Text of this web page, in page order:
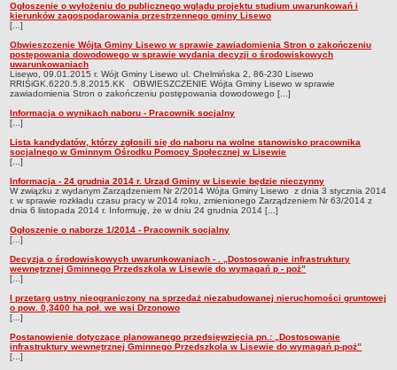
Ogłoszenie o wyłożeniu do publicznego wglądu projektu studium uwarunkowań i
kierunków zagospodarowania przestrzennego gminy Lisewo
[...]
Obwieszczenie Wójta Gminy Lisewo w sprawie zawiadomienia Stron o zakończeniu
postępowania dowodowego w sprawie wydania decyzji o środowiskowych
uwarunkowaniach
Lisewo, 09.01.2015 r. Wójt Gminy Lisewo ul. Chelmińska 2, 86-230 Lisewo
RRIŚiGK.6220.5.8.2015.KK OBWIESZCZENIE Wójta Gminy Lisewo w sprawie
zawiadomienia Stron o zakończeniu postępowania dowodowego [...]
Informacja o wynikach naboru - Pracownik socjalny
[...]
Lista kandydatów, którzy zgłosili się do naboru na wolne stanowisko pracownika
socjalnego w Gminnym Ośrodku Pomocy Społecznej w Lisewie
[...]
Informacja - 24 grudnia 2014 r. Urząd Gminy w Lisewie będzie nieczynny
W związku z wydanym Zarządzeniem Nr 2/2014 Wójta Gminy Lisewo z dnia 3 stycznia 2014
r. w sprawie rozkładu czasu pracy w 2014 roku, zmienionego Zarządzeniem Nr 63/2014 z
dnia 6 listopada 2014 r. Informuję, że w dniu 24 grudnia 2014 [...]
Ogłoszenie o naborze 1/2014 - Pracownik socjalny
[...]
Decyzja o środowiskowych uwarunkowaniach - . „Dostosowanie infrastruktury
wewnętrznej Gminnego Przedszkola w Lisewie do wymagań p - poż”
[...]
I przetarg ustny nieograniczony na sprzedaż niezabudowanej nieruchomości gruntowej
o pow. 0,3400 ha poł. we wsi Drzonowo
[...]
Postanowienie dotyczące planowanego przedsięwzięcia pn.: „Dostosowanie
infrastruktury wewnętrznej Gminnego Przedszkola w Lisewie do wymagań p-poż”
[...]